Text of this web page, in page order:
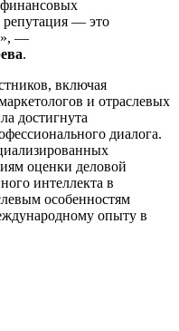
репутация — это
―
.
включая
и отраслевых
достигнута
диалога.
оценки деловой
интеллекта в
особенностям
опыту в